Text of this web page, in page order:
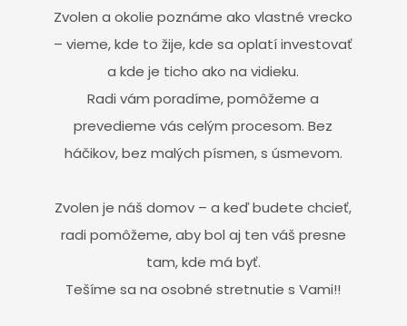
Zvolen a okolie poznáme ako vlastné vrecko
– vieme, kde to žije, kde sa oplatí investovať
a kde je ticho ako na vidieku.
Radi vám poradíme, pomôžeme a
prevedieme vás celým procesom. Bez
háčikov, bez malých písmen, s úsmevom.
Zvolen je náš domov – a keď budete chcieť,
radi pomôžeme, aby bol aj ten váš presne
tam, kde má byť.
Tešíme sa na osobné stretnutie s Vami!!